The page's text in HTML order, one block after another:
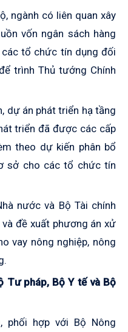
ngành có liên quan xây
vốn ngân sách hàng
tổ chức tín dụng đối
trình Thủ tướng Chính
dự án phát triển hạ tầng
triển đã được các cấp
theo dự kiến phân bổ
sở cho các tổ chức tín
nước và Bộ Tài chính
đề xuất phương án xử
vay nông nghiệp, nông
Tư pháp, Bộ Y tế và Bộ
phối hợp với Bộ Nông